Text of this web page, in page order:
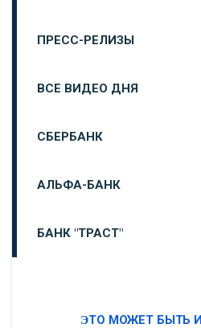
ПРЕСС-РЕЛИЗЫ
ВСЕ ВИДЕО ДНЯ
СБЕРБАНК
АЛЬФА-БАНК
БАНК "ТРАСТ"
ЭТО МОЖЕТ БЫТЬ